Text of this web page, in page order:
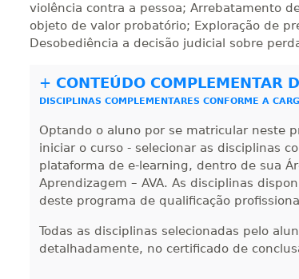
320 H 40dias 120 dias
340 H 43dias 120dias
360 H dias dias
380 H 48dias 150dias
violência contra a pessoa; Arrebatamento
objeto de valor probatório; Exploração de
Desobediência a decisão judicial sobre
+ CONTEÚDO COMPLEMENTAR
DISCIPLINAS COMPLEMENTARES CONFORME A
Optando o aluno por se matricular neste
iniciar o curso - selecionar as disciplinas
plataforma de e-learning, dentro de sua
Aprendizagem – AVA. As disciplinas
deste programa de qualificação
Todas as disciplinas selecionadas pelo
detalhadamente, no certificado de